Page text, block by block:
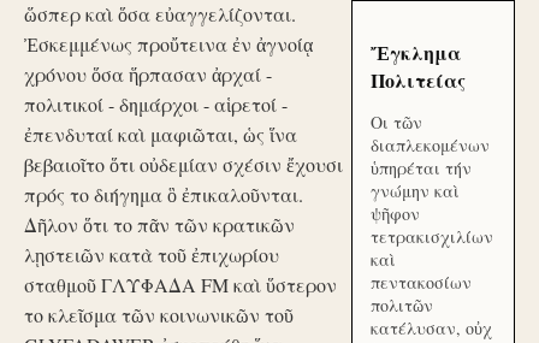
ὥσπερ καὶ ὅσα εὐαγγελίζονται.
Ἐσκεμμένως προὔτεινα ἐν ἀγνοίᾳ
χρόνου ὅσα ἥρπασαν ἀρχαί -
πολιτικοί - δημάρχοι - αἱρετοί -
ἐπενδυταί καὶ μαφιῶται, ὡς ἵνα
βεβαιοῖτο ὅτι οὐδεμίαν σχέσιν ἔχουσι
πρός το διήγημα ὃ ἐπικαλοῦνται.
Δῆλον ὅτι το πᾶν τῶν κρατικῶν
λῃστειῶν κατὰ τοῦ ἐπιχωρίου
σταθμοῦ ΓΛΥΦΑΔΑ FM καὶ ὕστερον
το κλεῖσμα τῶν κοινωνικῶν τοῦ
Ἔγκλημα
Πολιτείας
Οι τῶν
διαπλεκομένων
ὑπηρέται τήν
γνώμην καὶ
ψῆφον
τετρακισχιλίων
καὶ
πεντακοσίων
πολιτῶν
κατέλυσαν, οὐχ